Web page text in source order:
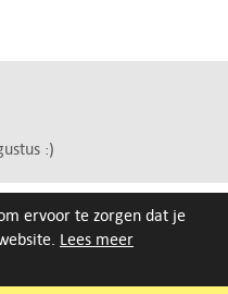
ervoor te zorgen dat je
Lees meer
:)
of zoek op titel, regisseur